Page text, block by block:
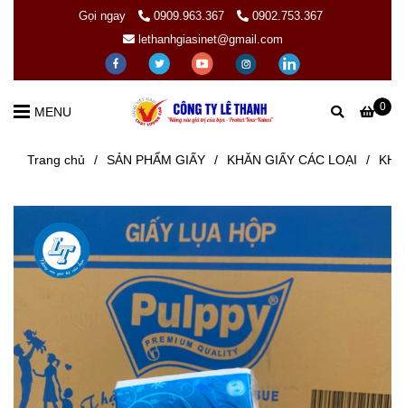
Gọi ngay 0909.963.367
0902.753.367
lethanhgiasinet@gmail.com
0
MENU
Trang chủ / SẢN PHẨM GIẤY / KHĂN GIẤY CÁC LOẠI /